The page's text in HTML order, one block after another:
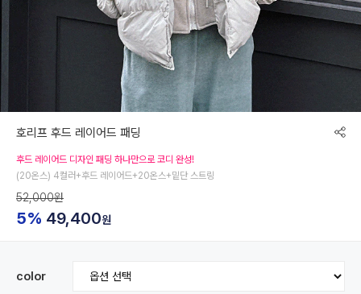
호리프 후드 레이어드 패딩
후드 레이어드 디자인 패딩 하나만으로 코디 완성!
(20온스) 4컬러+후드 레이어드+20온스+밑단 스트링
52,000원
5% 49,400원
color